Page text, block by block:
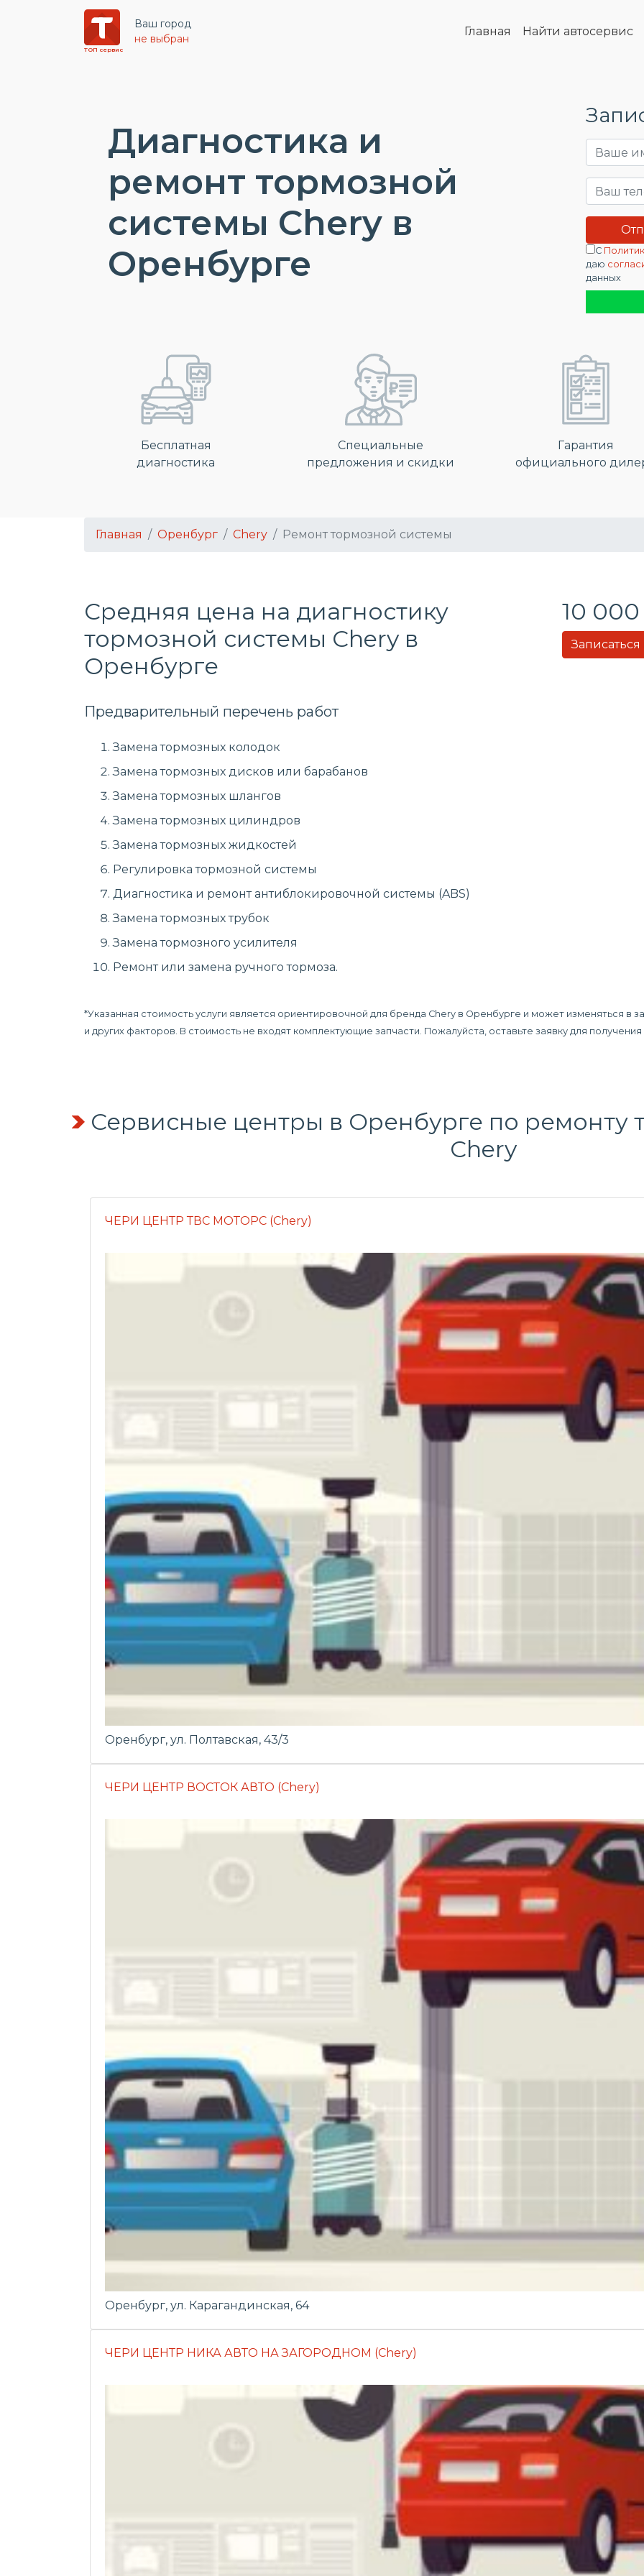
ТОП сервис
Ваш город
не выбран
Главная Найти автосервис
Диагностика и
ремонт тормозной
системы Chery в
Оренбурге
С
даю
данных
Бесплатная
диагностика
Специальные
предложения и скидки
Гарантия
официального
Главная Оренбург Chery Ремонт тормозной системы
Средняя цена на диагностику
тормозной системы Chery в
Оренбурге
10
Предварительный перечень работ
Замена тормозных колодок
Замена тормозных дисков или барабанов
Замена тормозных шлангов
Замена тормозных цилиндров
Замена тормозных жидкостей
Регулировка тормозной системы
Диагностика и ремонт антиблокировочной системы (ABS)
Замена тормозных трубок
Замена тормозного усилителя
Ремонт или замена ручного тормоза.
*Указанная стоимость услуги является ориентировочной для бренда Chery в Оренбурге и может изменяться в
и других факторов. В стоимость не входят комплектующие запчасти. Пожалуйста, оставьте заявку для
Сервисные центры в Оренбурге по ремонту
Chery
ЧЕРИ ЦЕНТР ТВС МОТОРС (Chery)
Оренбург, ул. Полтавская, 43/3
ЧЕРИ ЦЕНТР ВОСТОК АВТО (Chery)
Оренбург, ул. Карагандинская, 64
ЧЕРИ ЦЕНТР НИКА АВТО НА ЗАГОРОДНОМ (Chery)